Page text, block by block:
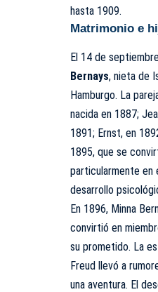
hasta 1909.
Matrimonio e
El 14 de
Bernays, nieta de
Hamburgo. La
nacida en 1887;
1891; Ernst, en
1895, que se
particularmente en
desarrollo
En 1896, Minna
convirtió en
su prometido. La
Freud llevó a
una aventura. El